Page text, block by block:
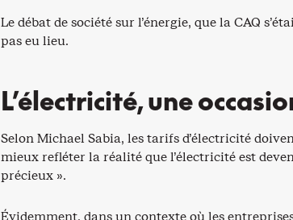
Le débat de société sur l’énergie, que la CAQ
pas eu lieu.
L’électricité, une
Selon Michael Sabia, les tarifs d’électricité
mieux refléter la réalité que l’électricité est
précieux ».
Évidemment, dans un contexte où les